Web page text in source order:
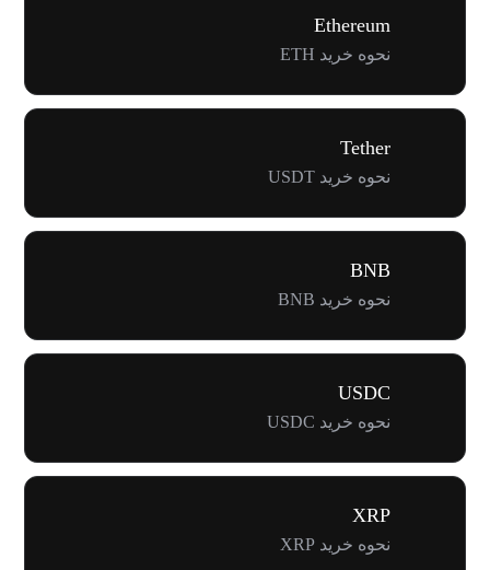
Ethereum
نحوه خرید ETH
Tether
نحوه خرید USDT
BNB
نحوه خرید BNB
USDC
نحوه خرید USDC
XRP
نحوه خرید XRP